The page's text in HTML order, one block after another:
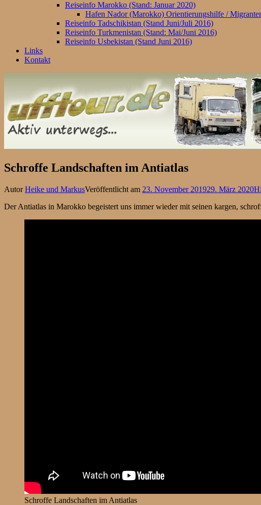
Reiseinfo Marokko (Stand: Januar 2020)
Hafen Nador (Marokko) Orientierungshilfe /
Reiseinfo Tadschikistan (Stand Juni/Juli 2016)
Reiseinfo Turkmenistan (Stand: Mai/Juni 2016)
Reiseinfo Usbekistan (Stand Juni 2016)
Links
Kontakt
Schroffe Landschaften im Antiatlas
AutorHeike und MarkusVeröffentlicht am 23. November 201929. März 2020
Der Antiatlas in Marokko begeistert uns immer wieder mit seinen kargen,
Schroffe Landschaften im Antiatlas